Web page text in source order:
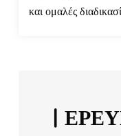
και ομαλές